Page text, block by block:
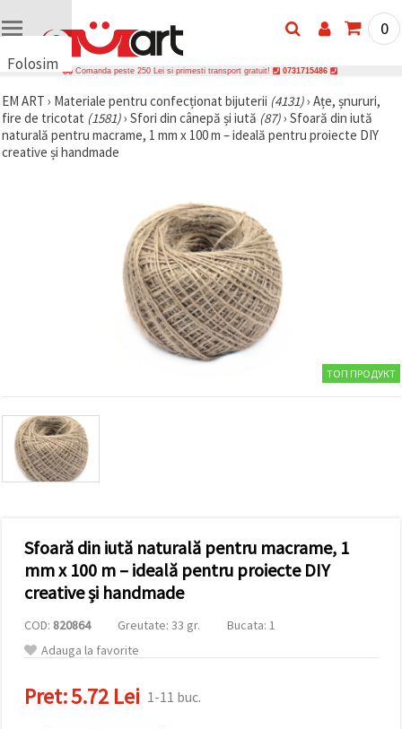
Folosim
uri
🍪 Folosim
cookie-uri
și
afișa
conținut și
reclame
mai
relevante,
inclusiv cu
ajutorul
marketing.
Puteți fi de
acord să
utilizați
cookie -
clic pe
să vă
indicați
0
Comanda peste 250 Lei si primesti transport gratuit! 0731715486
EM ART › Materiale pentru confecționat bijuterii (4131)› Ațe, șnururi,
fire de tricotat (1581)› Sfori din cânepă și iută (87)› Sfoară din iută
naturală pentru macrame, 1 mm x 100 m – ideală pentru proiecte DIY
creative și handmade
ТОП ПРОДУКТ
Sfoară din iută naturală pentru macrame, 1
mm x 100 m – ideală pentru proiecte DIY
creative și handmade
COD: 820864 Greutate: 33 gr.
Bucata: 1
Adauga la favorite
Pret:5.72 Lei 1-11 buc.